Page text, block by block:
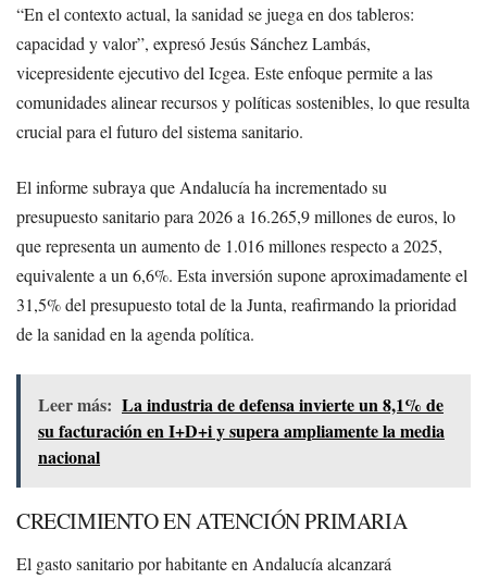
“En el contexto actual, la sanidad se juega en dos tableros:
capacidad y valor”, expresó Jesús Sánchez Lambás,
vicepresidente ejecutivo del Icgea. Este enfoque permite a las
comunidades alinear recursos y políticas sostenibles, lo que resulta
crucial para el futuro del sistema sanitario.
El informe subraya que Andalucía ha incrementado su
presupuesto sanitario para 2026 a 16.265,9 millones de euros, lo
que representa un aumento de 1.016 millones respecto a 2025,
equivalente a un 6,6%. Esta inversión supone aproximadamente el
31,5% del presupuesto total de la Junta, reafirmando la prioridad
de la sanidad en la agenda política.
Leer más: La industria de defensa invierte un 8,1% de
su facturación en I+D+i y supera ampliamente la media
nacional
CRECIMIENTO EN ATENCIÓN PRIMARIA
El gasto sanitario por habitante en Andalucía alcanzará